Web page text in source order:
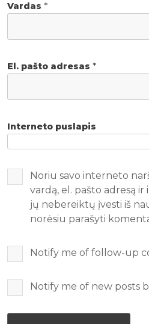
Vardas *
El. pašto adresas *
Interneto puslapis
Noriu savo interneto
vardą, el. pašto adresą
jų nebereiktų įvesti iš
norėsiu parašyti
Notify me of follow-up
Notify me of new posts